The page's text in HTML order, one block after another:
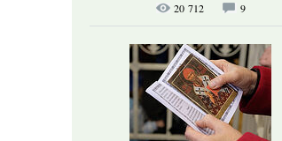
20 712 9